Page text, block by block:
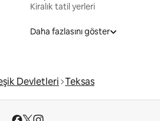
Kiralık tatil yerleri
Daha fazlasını göster
Devletleri Teksas